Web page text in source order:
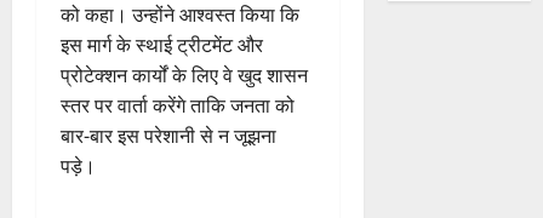
को कहा। उन्होंने आश्वस्त किया कि
इस मार्ग के स्थाई ट्रीटमेंट और
प्रोटेक्शन कार्यों के लिए वे खुद शासन
स्तर पर वार्ता करेंगे ताकि जनता को
बार-बार इस परेशानी से न जूझना
पड़े।